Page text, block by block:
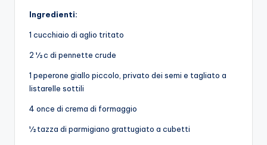
Ingredienti:
1 cucchiaio di aglio tritato
2 ½ c di pennette crude
1 peperone giallo piccolo, privato dei semi e tagliato a
listarelle sottili
4 once di crema di formaggio
½ tazza di parmigiano grattugiato a cubetti